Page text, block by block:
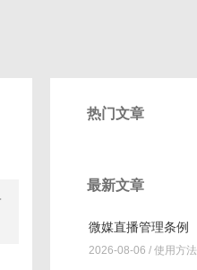
热门文章
最新文章
微媒直播管理条例
2026-08-06 / 使用方法